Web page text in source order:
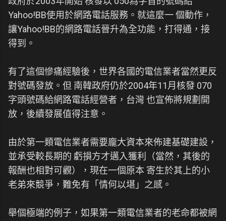
Yahoo!BB使用於網路電話服務。就這麼一 個動作，
讓Yahoo!BB的網路電話晉升為全功能，打得通，接
得到。
有了這個慘痛經驗後，世界各國的電信業者當然更反
對號碼發放。但 南韓政府仍於2004年11月核發 070
字頭號碼給網路電話經營者，台灣 也宣佈將規劃開
放，後續發展值得注意。
由於第一類電信業者需要龐大資本來佈建基礎建設，
並承受較長期的 虧損方才邁入獲利（當然，其後的
報酬也相對可觀），現在一個原本 寄生於其上的小
老弟來競爭，難免有「情何以堪」之感。
舉個極端的例子，如果第一類電信業者的老命都被網